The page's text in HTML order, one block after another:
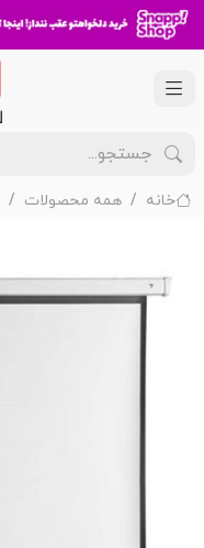
خانه همه محصولات